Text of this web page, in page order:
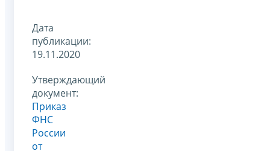
Дата
публикации:
19.11.2020
Утверждающий
документ:
Приказ
ФНС
России
от